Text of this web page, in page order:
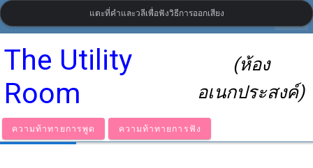
LanguageGuide.org•คำศัพท์ภาษาอังกฤษแบบบริติชแบบภาพ
The Utility
Room
(ห้อง
อเนกประสงค์)
ความท้าทายการพูด ความท้าทายการฟัง
แตะที่คำและวลีเพื่อฟังวิธีการออกเสียง